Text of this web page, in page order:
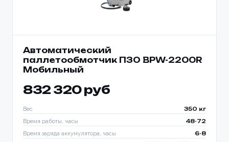
Автоматический
паллетообмотчик ПЗО BPW-2200R
Мобильный
832 320 руб
Вес 350 кг
Время работы, часы 48-72
Время заряда аккумулятора, часы 6-8